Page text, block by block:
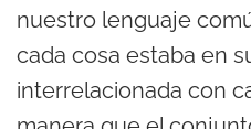
nuestro lenguaje
cada cosa estaba en
interrelacionada con